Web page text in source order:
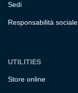
Sedi
Responsabilità sociale
UTILITIES
Store online